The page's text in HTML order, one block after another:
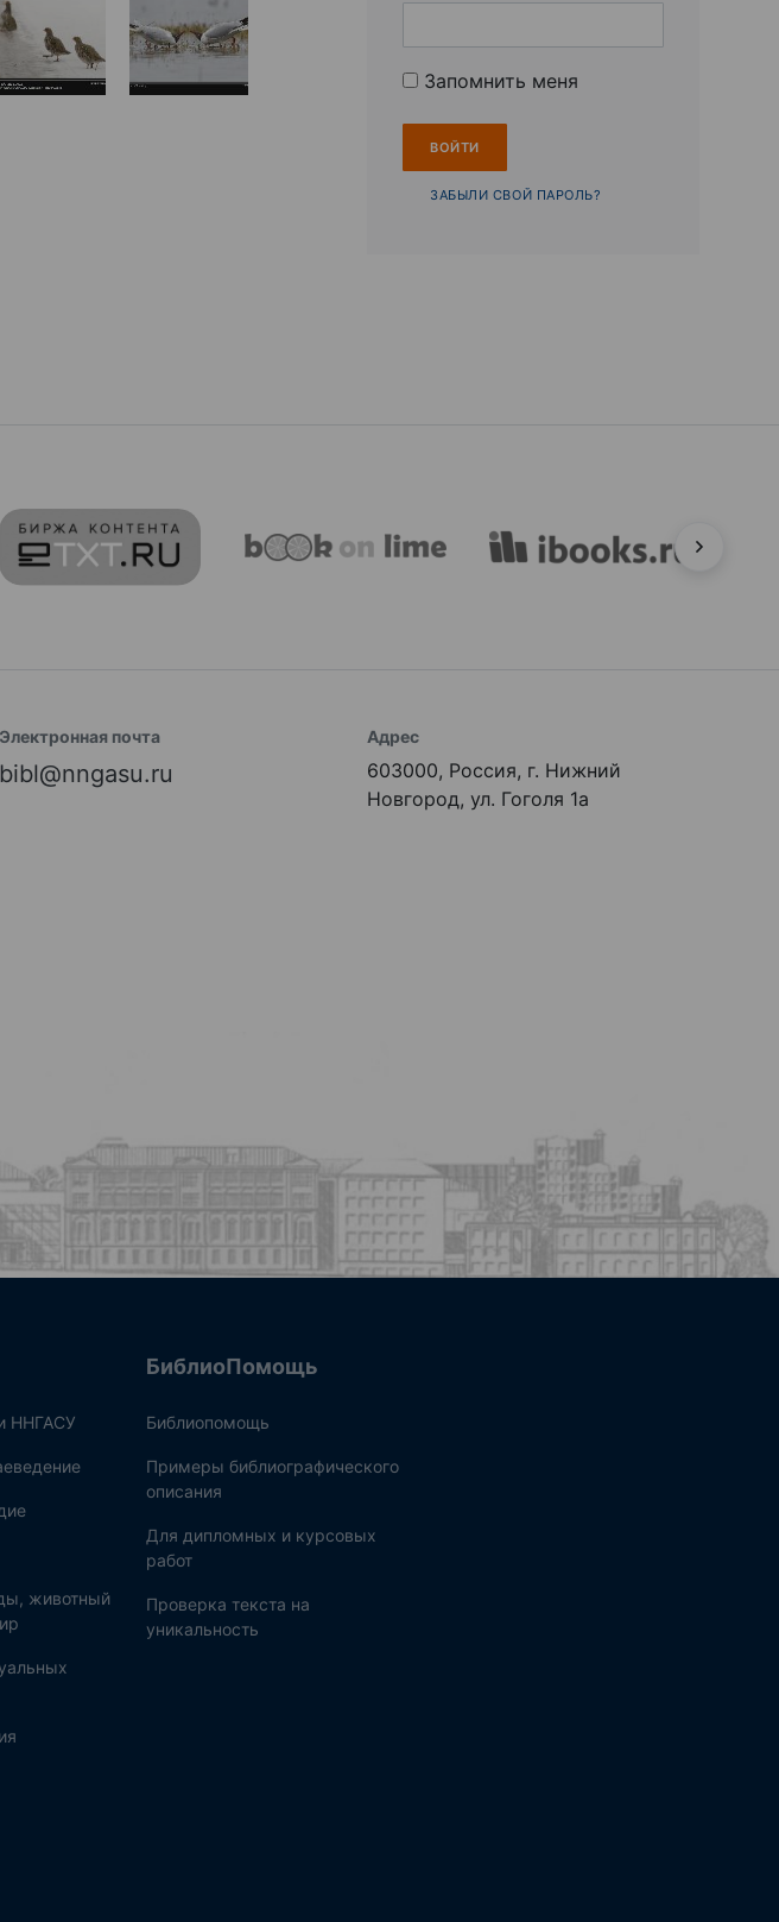
Запомнить меня
ЗАБЫЛИ СВОЙ ПАРОЛЬ?
Электронная почта
bibl@nngasu.ru
Адрес
603000, Россия, г. Нижний
Новгород, ул. Гоголя 1а
ННГАСУ
животный
БиблиоПомощь
Библиопомощь
Примеры библиографического
описания
Для дипломных и курсовых
работ
Проверка текста на
уникальность